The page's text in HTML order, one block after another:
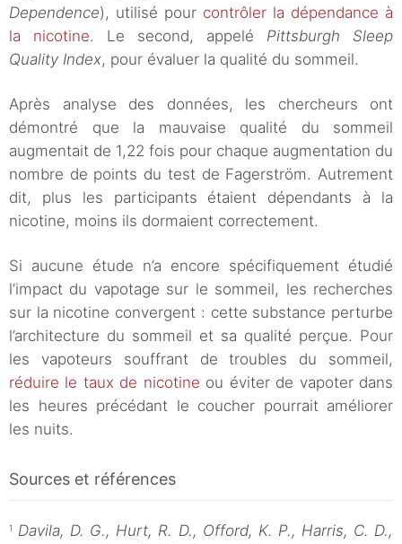
Dependence), utilisé pour contrôler la dépendance à
la nicotine. Le second, appelé Pittsburgh Sleep
Quality Index, pour évaluer la qualité du sommeil.
Après analyse des données, les chercheurs ont
démontré que la mauvaise qualité du sommeil
augmentait de 1,22 fois pour chaque augmentation du
nombre de points du test de Fagerström. Autrement
dit, plus les participants étaient dépendants à la
nicotine, moins ils dormaient correctement.
Si aucune étude n’a encore spécifiquement étudié
l’impact du vapotage sur le sommeil, les recherches
sur la nicotine convergent : cette substance perturbe
l’architecture du sommeil et sa qualité perçue. Pour
les vapoteurs souffrant de troubles du sommeil,
réduire le taux de nicotine ou éviter de vapoter dans
les heures précédant le coucher pourrait améliorer
les nuits.
Sources et références
1
Davila, D. G., Hurt, R. D., Offord, K. P., Harris, C. D.,